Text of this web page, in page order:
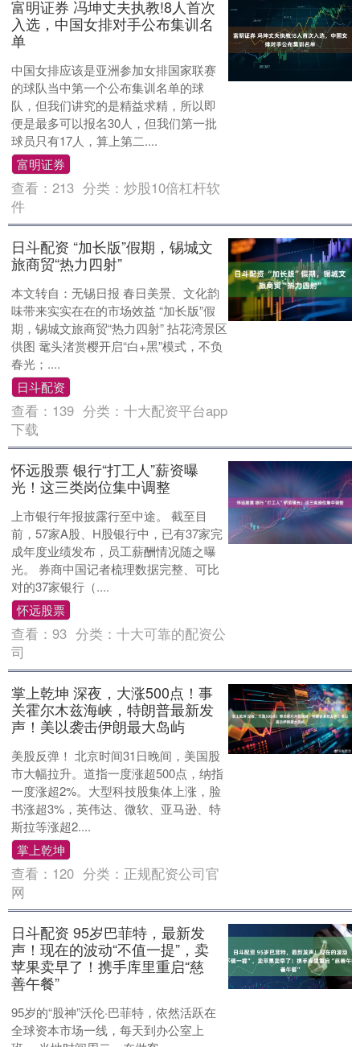
富明证券 冯坤丈夫执教!8人首次
入选，中国女排对手公布集训名
单
中国女排应该是亚洲参加女排国家联赛
的球队当中第一个公布集训名单的球
队，但我们讲究的是精益求精，所以即
便是最多可以报名30人，但我们第一批
球员只有17人，算上第二....
富明证券
查看：213 分类：炒股10倍杠杆软
件
日斗配资 “加长版”假期，锡城文
旅商贸“热力四射”
本文转自：无锡日报 春日美景、文化韵
味带来实实在在的市场效益 “加长版”假
期，锡城文旅商贸“热力四射” 拈花湾景区
供图 鼋头渚赏樱开启“白+黑”模式，不负
春光；....
日斗配资
查看： 139 分类：十大配资平台app
下载
怀远股票 银行“打工人”薪资曝
光！这三类岗位集中调整
上市银行年报披露行至中途。 截至目
前，57家A股、H股银行中，已有37家完
成年度业绩发布，员工薪酬情况随之曝
光。 券商中国记者梳理数据完整、可比
对的37家银行（....
怀远股票
查看：93 分类：十大可靠的配资公
司
掌上乾坤 深夜，大涨500点！事
关霍尔木兹海峡，特朗普最新发
声！美以袭击伊朗最大岛屿
美股反弹！ 北京时间31日晚间，美国股
市大幅拉升。道指一度涨超500点，纳指
一度涨超2%。大型科技股集体上涨，脸
书涨超3%，英伟达、微软、亚马逊、特
斯拉等涨超2....
掌上乾坤
查看： 120 分类： 正规配资公司官
网
日斗配资 95岁巴菲特，最新发
声！现在的波动“不值一提”，卖
苹果卖早了！携手库里重启“慈
善午餐”
95岁的“股神”沃伦·巴菲特，依然活跃在
全球资本市场一线，每天到办公室上